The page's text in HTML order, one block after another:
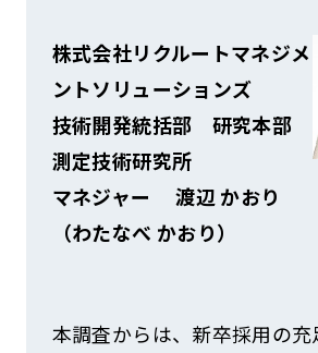
株式会社リクルートマネジメ
ントソリューションズ
技術開発統括部 研究本部
測定技術研究所
マネジャー 渡辺 かおり
（わたなべ かおり）
本調査からは、新卒採用の